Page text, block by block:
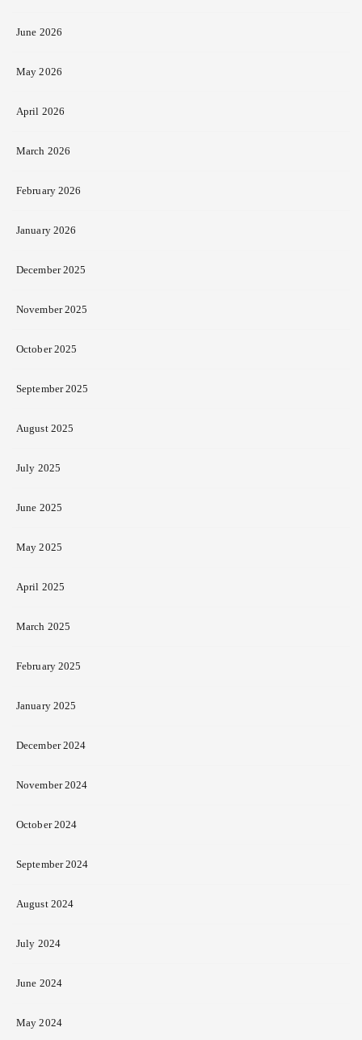
June 2026
May 2026
April 2026
March 2026
February 2026
January 2026
December 2025
November 2025
October 2025
September 2025
August 2025
July 2025
June 2025
May 2025
April 2025
March 2025
February 2025
January 2025
December 2024
November 2024
October 2024
September 2024
August 2024
July 2024
June 2024
May 2024